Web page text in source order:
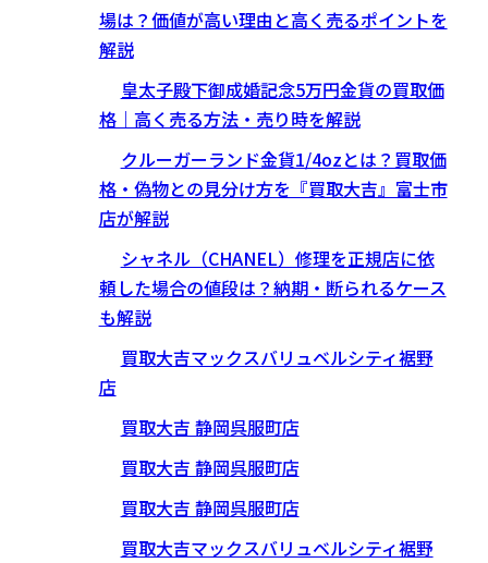
場は？価値が高い理由と高く売るポイントを
解説
皇太子殿下御成婚記念5万円金貨の買取価
格｜高く売る方法・売り時を解説
クルーガーランド金貨1/4ozとは？買取価
格・偽物との見分け方を『買取大吉』富士市
店が解説
シャネル（CHANEL）修理を正規店に依
頼した場合の値段は？納期・断られるケース
も解説
買取大吉マックスバリュベルシティ裾野
店
買取大吉 静岡呉服町店
買取大吉 静岡呉服町店
買取大吉 静岡呉服町店
買取大吉マックスバリュベルシティ裾野